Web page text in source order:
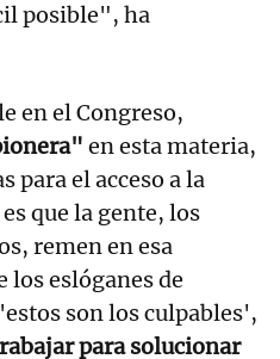
posible", ha
en el Congreso,
en esta materia,
para el acceso a la
que la gente, los
remen en esa
los eslóganes de
son los culpables',
para solucionar